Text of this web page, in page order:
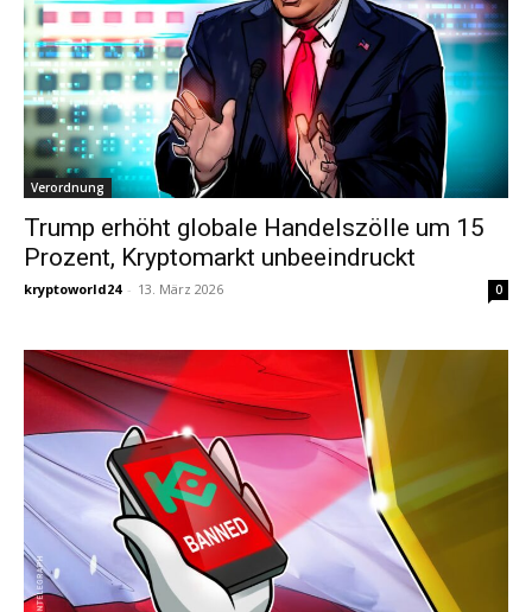
Verordnung
Trump erhöht globale Handelszölle um 15
Prozent, Kryptomarkt unbeeindruckt
kryptoworld24 - 13. März 2026 0